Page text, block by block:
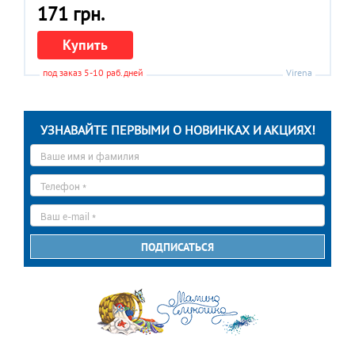
171 грн.
Купить
под заказ 5-10 раб.дней Virena
УЗНАВАЙТЕ ПЕРВЫМИ О НОВИНКАХ И АКЦИЯХ!
имя
*
mail
*
ПОДПИСАТЬСЯ